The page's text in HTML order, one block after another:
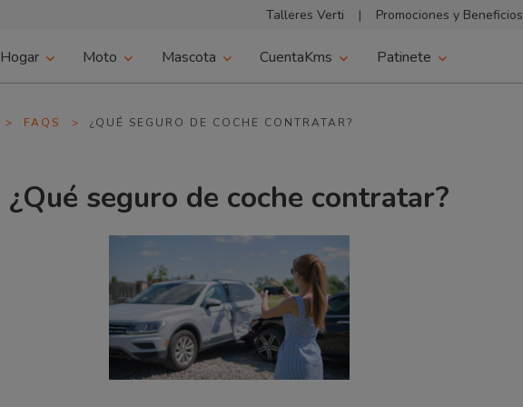
Talleres Verti | Promociones y Beneficios
Hogar Moto Mascota CuentaKms Patinete
> FAQS > ¿QUÉ SEGURO DE COCHE CONTRATAR?
¿Qué seguro de coche contratar?